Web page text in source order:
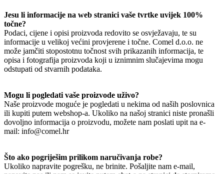
Jesu li informacije na web stranici vaše tvrtke uvijek 100%
točne?
Podaci, cijene i opisi proizvoda redovito se osvježavaju, te su
informacije u velikoj većini provjerene i točne. Comel d.o.o. ne
može jamčiti stopostotnu točnost svih prikazanih informacija, te
opisa i fotografija proizvoda koji u iznimnim slučajevima mogu
odstupati od stvarnih podataka.
Mogu li pogledati vaše proizvode uživo?
Naše proizvode moguće je pogledati u nekima od naših poslovnica
ili kupiti putem webshop-a. Ukoliko na našoj stranici niste pronašli
dovoljno informacija o proizvodu, možete nam poslati upit na e-
mail: info@comel.hr
Što ako pogriješim prilikom naručivanja robe?
Ukoliko napravite pogrešku, ne brinite. Pošaljite nam e-mail,